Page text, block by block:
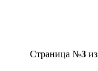
Страница №3из